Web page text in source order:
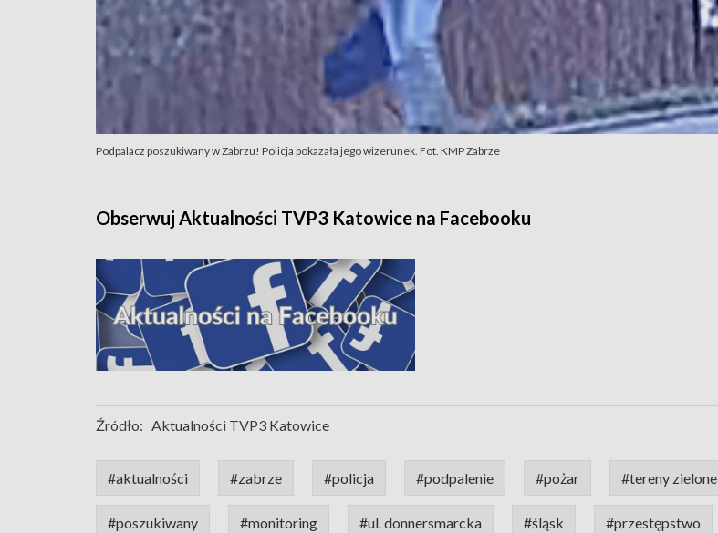
Podpalacz poszukiwany w Zabrzu! Policja pokazała jego wizerunek. Fot. KMP Zabrze
Obserwuj Aktualności TVP3 Katowice na Facebooku
Źródło: Aktualności TVP3 Katowice
#aktualności #zabrze #policja #podpalenie #pożar #tereny zielone
#poszukiwany #monitoring #ul. donnersmarcka #śląsk #przestępstwo